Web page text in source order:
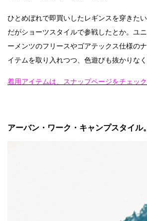
ひとめぼれで即買いしたレギンスを穿きた
だがショーツスタイルで参戦したとか。ユ
ーメンツのフリースやゴアテックス仕様の
イテムを取り入れつつ、色遊びも抜かりなく
着用アイテムは、スナップページをチェック
アーバン・ワーク・キャンプスタイル。